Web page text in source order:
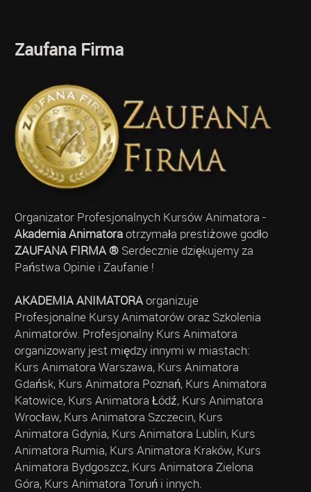
Zaufana Firma
Organizator Profesjonalnych Kursów Animatora -
Akademia Animatoraotrzymała prestiżowe godło
ZAUFANA FIRMA ®Serdecznie dziękujemy za
Państwa Opinie i Zaufanie !
AKADEMIA ANIMATORAorganizuje
Profesjonalne Kursy Animatorów oraz Szkolenia
Animatorów. Profesjonalny Kurs Animatora
organizowany jest między innymi w miastach:
Kurs Animatora Warszawa, Kurs Animatora
Gdańsk, Kurs Animatora Poznań, Kurs Animatora
Katowice, Kurs Animatora Łódź, Kurs Animatora
Wrocław, Kurs Animatora Szczecin, Kurs
Animatora Gdynia, Kurs Animatora Lublin, Kurs
Animatora Rumia, Kurs Animatora Kraków, Kurs
Animatora Bydgoszcz, Kurs Animatora Zielona
Góra, Kurs Animatora Toruń i innych.